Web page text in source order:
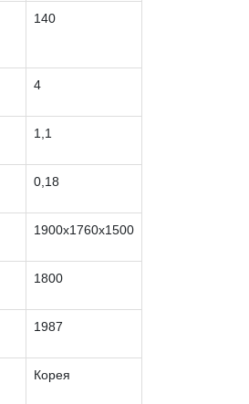
140
4
1,1
0,18
1900х1760х1500
1800
1987
Корея